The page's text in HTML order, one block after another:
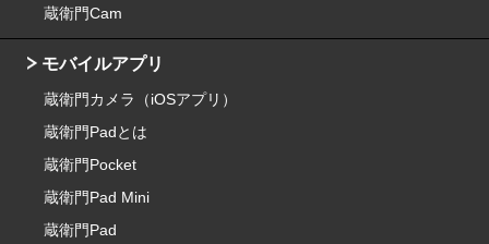
蔵衛門Cam
モバイルアプリ
蔵衛門カメラ（iOSアプリ）
蔵衛門Padとは
蔵衛門Pocket
蔵衛門Pad Mini
蔵衛門Pad